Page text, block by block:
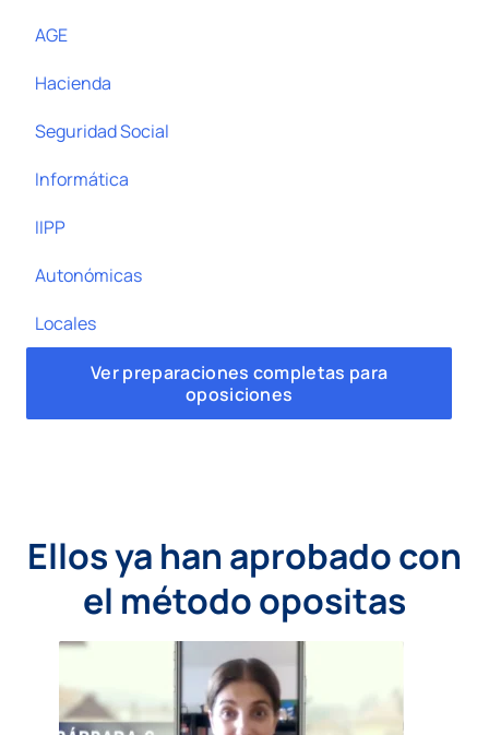
AGE
Hacienda
Seguridad Social
Informática
IIPP
Autonómicas
Locales
Ver preparaciones completas para
oposiciones
Ellos ya han aprobado con
el método opositas